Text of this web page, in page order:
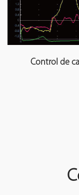
Control de